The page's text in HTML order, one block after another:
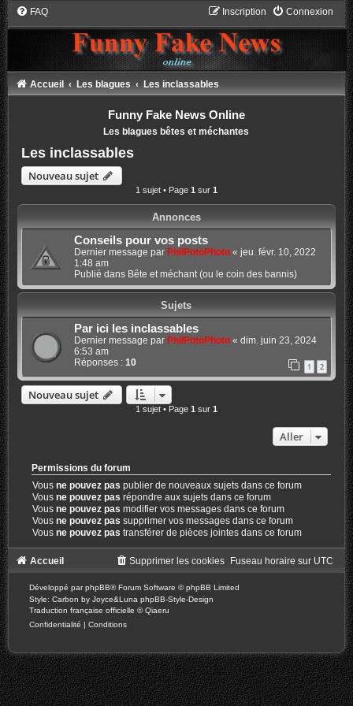
FAQ Connexion
Inscription
Accueil Les blagues Les inclassables
Funny Fake News Online
Les blagues bêtes et méchantes
Les inclassables
Nouveau sujet
1 sujet • Page 1 sur 1
Annonces
Conseils pour vos posts
Dernier message par PhilPotoPhoto« jeu. févr. 10, 2022
1:48 am
Publié dans Bête et méchant (ou le coin des bannis)
Sujets
Par ici les inclassables
Dernier message par PhilPotoPhoto« dim. juin 23, 2024
6:53 am
Réponses : 10 1 2
Nouveau sujet
1 sujet • Page 1 sur 1
Aller
Permissions du forum
Vousne pouvez pas publier de nouveaux sujets dans ce forum
Vousne pouvez pas répondre aux sujets dans ce forum
Vousne pouvez pas modifier vos messages dans ce forum
Vousne pouvez pas supprimer vos messages dans ce forum
Vousne pouvez pas transférer de pièces jointes dans ce forum
Accueil Fuseau horaire sur UTC
Supprimer les cookies
Développé parphpBB® Forum Software © phpBB Limited
Style: Carbon by Joyce&Luna phpBB-Style-Design
Traduction française officielle ©Qiaeru
Confidentialité | Conditions